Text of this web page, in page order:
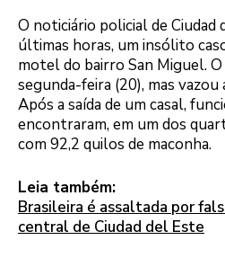
O noticiário policial de Ciudad
últimas horas, um insólito
motel do bairro San Miguel.
segunda-feira (20), mas vazou
Após a saída de um casal,
encontraram, em um dos
com 92,2 quilos de maconha.
Leia também:
Brasileira é assaltada por
central de Ciudad del Este